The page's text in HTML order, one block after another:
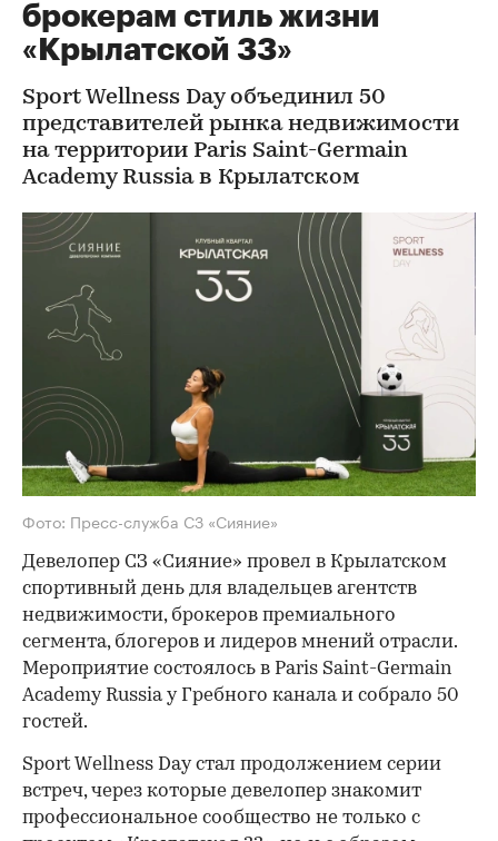
брокерам стиль жизни
«Крылатской 33»
Sport Wellness Day объединил 50
представителей рынка недвижимости
на территории Paris Saint-Germain
Academy Russia в Крылатском
Фото: Пресс-служба СЗ «Сияние»
Девелопер СЗ «Сияние» провел в Крылатском
спортивный день для владельцев агентств
недвижимости, брокеров премиального
сегмента, блогеров и лидеров мнений отрасли.
Мероприятие состоялось в Paris Saint-Germain
Academy Russia у Гребного канала и собрало 50
гостей.
Sport Wellness Day стал продолжением серии
встреч, через которые девелопер знакомит
профессиональное сообщество не только с